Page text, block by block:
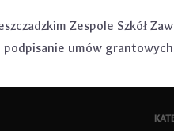
Zespole Szkół
podpisanie umów